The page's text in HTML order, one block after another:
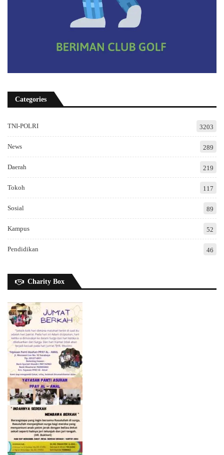
Categories
TNI-POLRI 3203
News 289
Daerah 219
Tokoh 117
Sosial 89
Kampus 52
Pendidikan 46
Charity Box